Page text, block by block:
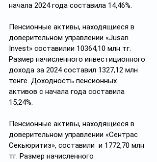
начала 2024 года составила 14,46%.
Пенсионные активы, находящиеся в
доверительном управлении «Jusan
Invest» составилии 10364,10 млн тг.
Размер начисленного инвестиционного
дохода за 2024 составил 1327,12 млн
тенге. Доходность пенсионных
активов c начала года составила
15,24%.
Пенсионные активы, находящиеся в
доверительном управлении «Сентрас
Секьюритиз», составили  и 1772,70 млн
тг. Размер начисленного